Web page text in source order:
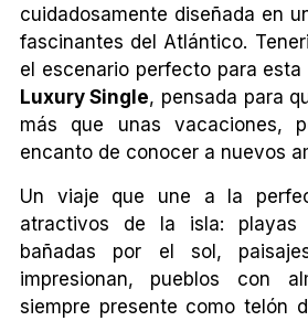
cuidadosamente diseñada en
fascinantes del Atlántico.
el escenario perfecto para esta
Luxury Single, pensada para
más que unas vacaciones,
encanto de conocer a nuevos
Un viaje que une a la
atractivos de la isla: playas
bañadas por el sol,
impresionan, pueblos con
siempre presente como telón